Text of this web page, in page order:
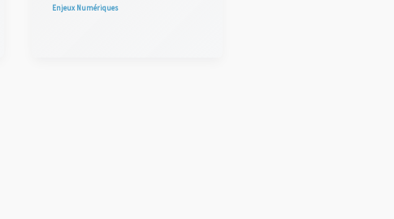
Enjeux Numériques